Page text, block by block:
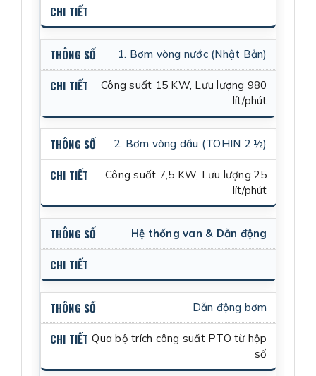
1. Bơm vòng nước (Nhật Bản)
Công suất 15 KW, Lưu lượng 980
lít/phút
2. Bơm vòng dầu (TOHIN 2 ½)
Công suất 7,5 KW, Lưu lượng 25
lít/phút
Hệ thống van & Dẫn động
Dẫn động bơm
Qua bộ trích công suất PTO từ hộp
số